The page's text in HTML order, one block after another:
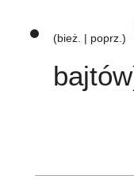
9
bież. poprz.
bajtów